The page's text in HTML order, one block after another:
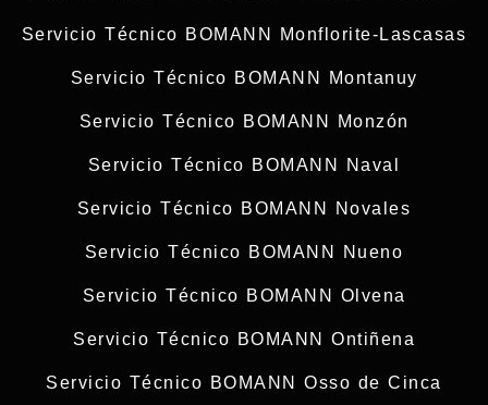
Servicio Técnico BOMANN Monflorite-Lascasas
Servicio Técnico BOMANN Montanuy
Servicio Técnico BOMANN Monzón
Servicio Técnico BOMANN Naval
Servicio Técnico BOMANN Novales
Servicio Técnico BOMANN Nueno
Servicio Técnico BOMANN Olvena
Servicio Técnico BOMANN Ontiñena
Servicio Técnico BOMANN Osso de Cinca